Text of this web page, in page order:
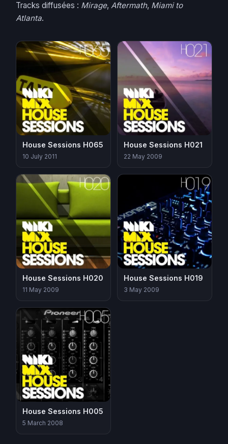
Tracks diffusées : Mirage, Aftermath, Miami to
Atlanta.
House Sessions H065
10 July 2011
House Sessions H021
22 May 2009
House Sessions H020
11 May 2009
House Sessions H019
3 May 2009
House Sessions H005
5 March 2008